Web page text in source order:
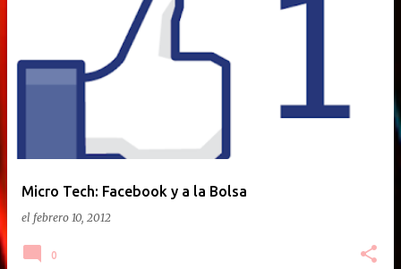
Micro Tech: Facebook y a la Bolsa
el febrero 10, 2012
0